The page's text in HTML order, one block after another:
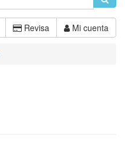
Revisa Mi cuenta